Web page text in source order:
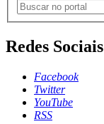
Redes Sociais
Facebook
Twitter
YouTube
RSS